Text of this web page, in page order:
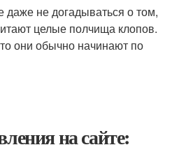
не догадываться о том,
целые полчища клопов.
они обычно начинают по
на сайте: